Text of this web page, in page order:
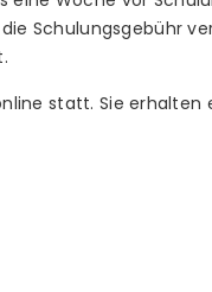
Schulungsgebühr
statt. Sie